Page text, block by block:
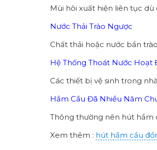
Mùi hôi xuất hiện liên tục dù
Nước Thải Trào Ngược
Chất thải hoặc nước bẩn
Hệ Thống Thoát Nước Hoạt
Các thiết bị vệ sinh trong
Hầm Cầu Đã Nhiều Năm
Thông thường nên hút hầm
Xem thêm : hút hầm cầu